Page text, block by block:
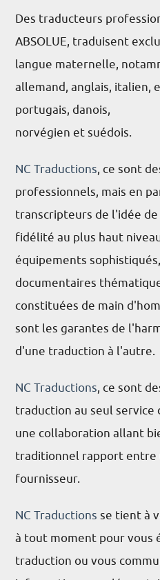
Des traducteurs
ABSOLUE, traduisent
langue maternelle,
allemand, anglais, italien,
portugais, danois,
norvégien et suédois.
NC Traductions, ce sont
professionnels, mais en
transcripteurs de l'idée
fidélité au plus haut
équipements
documentaires
constituées de main
sont les garantes de
d'une traduction à l'autre.
NC Traductions, ce sont
traduction au seul service
une collaboration allant
traditionnel rapport entre
fournisseur.
NC Traductions se tient à
à tout moment pour vous
traduction ou vous